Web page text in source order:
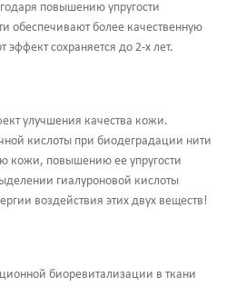
повышению упругости
обеспечивают более качественную
сохраняется до 2-х лет.
улучшения качества кожи.
кислоты при биодеградации нити
кожи, повышению ее упругости
гиалуроновой кислоты
воздействия этих двух веществ!
биоревитализации в ткани